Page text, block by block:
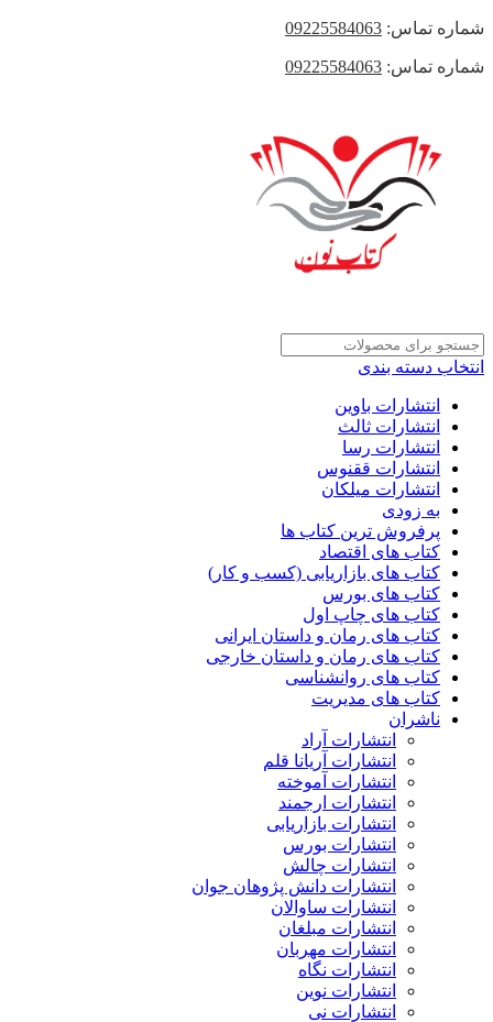
شماره تماس: 09225584063
شماره تماس: 09225584063
انتخاب دسته بندی
انتشارات باوین
انتشارات ثالث
انتشارات رسا
انتشارات ققنوس
انتشارات میلکان
به زودی
پرفروش ترین کتاب ها
کتاب های اقتصاد
کتاب های بازاریابی (کسب و کار)
کتاب های بورس
کتاب های چاپ اول
کتاب های رمان و داستان ایرانی
کتاب های رمان و داستان خارجی
کتاب های روانشناسی
کتاب های مدیریت
ناشران
انتشارات آراد
انتشارات آریانا قلم
انتشارات آموخته
انتشارات ارجمند
انتشارات بازاریابی
انتشارات بورس
انتشارات چالش
انتشارات دانش پژوهان جوان
انتشارات ساوالان
انتشارات مبلغان
انتشارات مهربان
انتشارات نگاه
انتشارات نوین
انتشارات نی